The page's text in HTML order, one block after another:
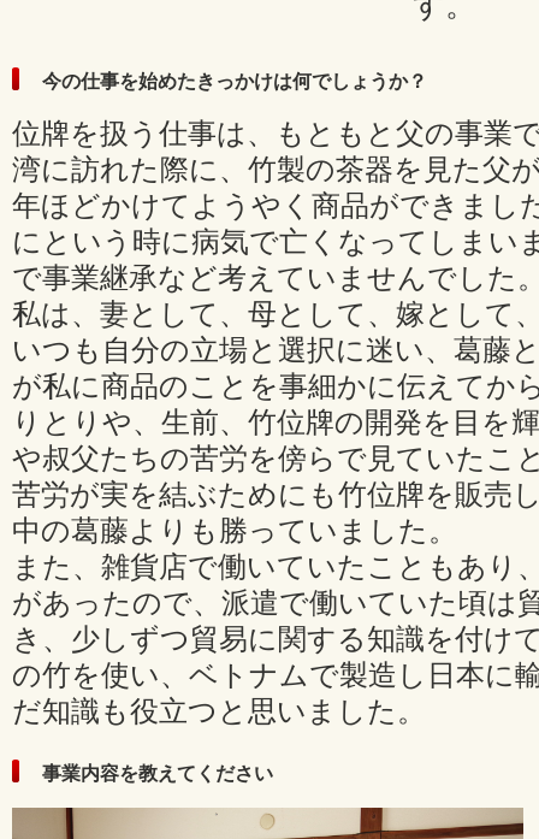
今の仕事を始めたきっかけは何でしょうか？
位牌を扱う仕事は、もともと父の事業
湾に訪れた際に、竹製の茶器を見た父
年ほどかけてようやく商品ができまし
にという時に病気で亡くなってしまい
で事業継承など考えていませんでした
私は、妻として、母として、嫁として
いつも自分の立場と選択に迷い、葛藤
が私に商品のことを事細かに伝えてか
りとりや、生前、竹位牌の開発を目を
や叔父たちの苦労を傍らで見ていたこ
苦労が実を結ぶためにも竹位牌を販売
中の葛藤よりも勝っていました。
また、雑貨店で働いていたこともあり
があったので、派遣で働いていた頃は
き、少しずつ貿易に関する知識を付け
の竹を使い、ベトナムで製造し日本に
だ知識も役立つと思いました。
事業内容を教えてください